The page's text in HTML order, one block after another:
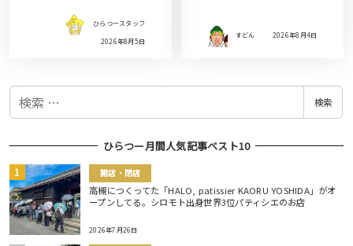
ひらつースタッフ
2026年8月5日
すどん 2026年8月4日
検
検索
ひらつー月間人気記事ベスト10
開店・閉店
高槻につくってた「HALO, patissier KAORU YOSHIDA」がオ
ープンしてる。シロモト出身世界3位パティシエのお店
2026年7月26日